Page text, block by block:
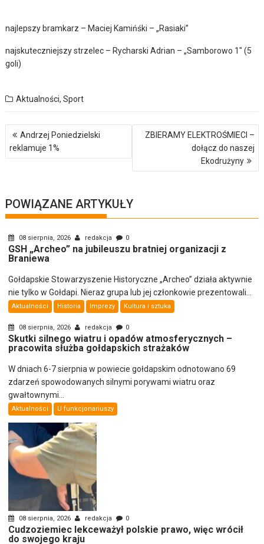
najlepszy bramkarz – Maciej Kamińśki – „Rasiaki”
najskuteczniejszy strzelec – Rycharski Adrian – „Samborowo 1″ (5
goli)
Aktualności,Sport
Nawigacja
wpisu
Andrzej Poniedzielski
reklamuje 1%
ZBIERAMY ELEKTROŚMIECI –
dołącz do naszej
Ekodrużyny
POWIĄZANE ARTYKUŁY
08 sierpnia, 2026 redakcja 0
GSH „Archeo” na jubileuszu bratniej organizacji z
Braniewa
Gołdapskie Stowarzyszenie Historyczne „Archeo” działa aktywnie
nie tylko w Gołdapi. Nieraz grupa lub jej członkowie prezentowali...
Aktualności Historia Imprezy Kultura i sztuka
08 sierpnia, 2026 redakcja 0
Skutki silnego wiatru i opadów atmosferycznych –
pracowita służba gołdapskich strażaków
W dniach 6-7 sierpnia w powiecie gołdapskim odnotowano 69
zdarzeń spowodowanych silnymi porywami wiatru oraz
gwałtownymi...
Aktualności U funkcjonariuszy
08 sierpnia, 2026 redakcja 0
Cudzoziemiec lekceważył polskie prawo, więc wrócił
do swojego kraju